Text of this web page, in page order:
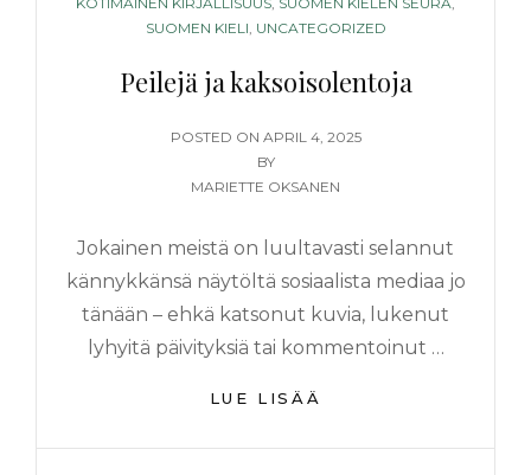
SUOMEN KIELI, UNCATEGORIZED
Peilejä ja kaksoisolentoja
POSTED ON POSTED
ON
APRIL 4, 2025
BY
MARIETTE OKSANEN
Jokainen meistä on luultavasti selannut
kännykkänsä näytöltä sosiaalista mediaa jo
tänään – ehkä katsonut kuvia, lukenut
lyhyitä päivityksiä tai kommentoinut …
LUE LISÄÄ
KAKSOISOLENTOJA